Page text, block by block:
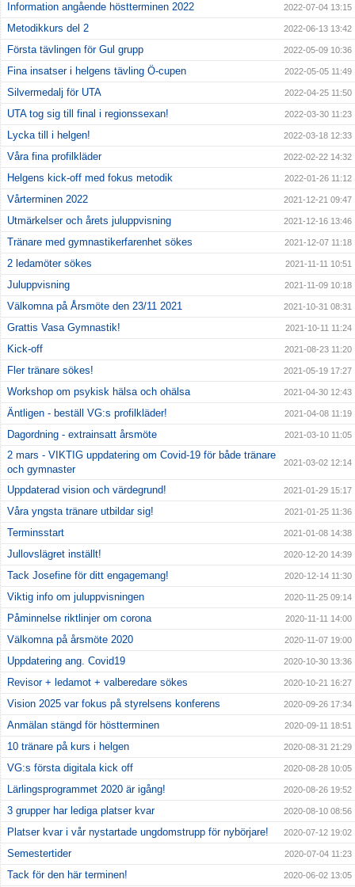
Information angående höstterminen 2022 2022-07-04 13:15
Metodikkurs del 2 2022-06-13 13:42
Första tävlingen för Gul grupp 2022-05-09 10:36
Fina insatser i helgens tävling Ö-cupen 2022-05-05 11:49
Silvermedalj för UTA 2022-04-25 11:50
UTA tog sig till final i regionssexan! 2022-03-30 11:23
Lycka till i helgen! 2022-03-18 12:33
Våra fina profilkläder 2022-02-22 14:32
Helgens kick-off med fokus metodik 2022-01-26 11:12
Vårterminen 2022 2021-12-21 09:47
Utmärkelser och årets juluppvisning 2021-12-16 13:46
Tränare med gymnastikerfarenhet sökes 2021-12-07 11:18
2 ledamöter sökes 2021-11-11 10:51
Juluppvisning 2021-11-09 10:18
Välkomna på Årsmöte den 23/11 2021 2021-10-31 08:31
Grattis Vasa Gymnastik! 2021-10-11 11:24
Kick-off 2021-08-23 11:20
Fler tränare sökes! 2021-05-19 17:27
Workshop om psykisk hälsa och ohälsa 2021-04-30 12:43
Äntligen - beställ VG:s profilkläder! 2021-04-08 11:19
Dagordning - extrainsatt årsmöte 2021-03-10 11:05
2 mars - VIKTIG uppdatering om Covid-19 för både tränare
och gymnaster
2021-03-02 12:14
Uppdaterad vision och värdegrund! 2021-01-29 15:17
Våra yngsta tränare utbildar sig! 2021-01-25 11:36
Terminsstart 2021-01-08 14:38
Jullovslägret inställt! 2020-12-20 14:39
Tack Josefine för ditt engagemang! 2020-12-14 11:30
Viktig info om juluppvisningen 2020-11-25 09:14
Påminnelse riktlinjer om corona 2020-11-11 14:00
Välkomna på årsmöte 2020 2020-11-07 19:00
Uppdatering ang. Covid19 2020-10-30 13:36
Revisor + ledamot + valberedare sökes 2020-10-21 16:27
Vision 2025 var fokus på styrelsens konferens 2020-09-26 17:34
Anmälan stängd för höstterminen 2020-09-11 18:51
10 tränare på kurs i helgen 2020-08-31 21:29
VG:s första digitala kick off 2020-08-28 10:05
Lärlingsprogrammet 2020 är igång! 2020-08-26 19:52
3 grupper har lediga platser kvar 2020-08-10 08:56
Platser kvar i vår nystartade ungdomstrupp för nybörjare! 2020-07-12 19:02
Semestertider 2020-07-04 11:23
Tack för den här terminen! 2020-06-02 13:05